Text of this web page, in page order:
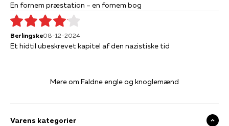
En fornem præstation – en fornem bog
Berlingske08-12-2024
Et hidtil ubeskrevet kapitel af den nazistiske tid
Mere om Faldne engle og knoglemænd
Varens kategorier